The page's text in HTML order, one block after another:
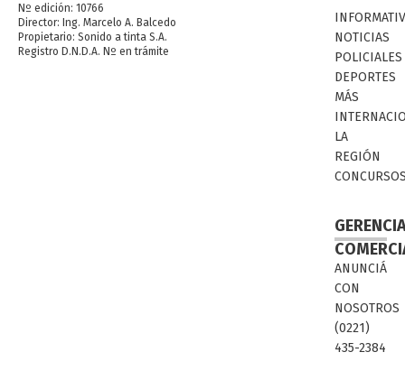
Nº edición: 10766
Director: Ing. Marcelo A. Balcedo
Propietario: Sonido a tinta S.A.
Registro D.N.D.A. Nº en trámite
NOTICIAS
POLICIALES
DEPORTES
MÁS
LA
REGIÓN
ANUNCIÁ
CON
NOSOTROS
(0221)
435-2384